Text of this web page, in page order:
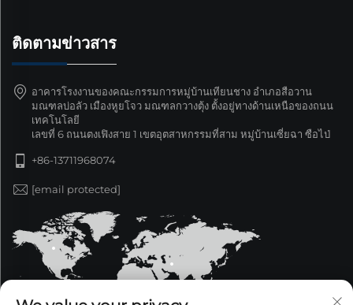
ติดตามข่าวสาร
อาคารโรงงานของคณะกรรมการหมู่บ้านเทียนชาง อำเภอสือวาน
มณฑลบ่อลัว เมืองหูยโจว มณฑลกวางตุ้ง ตั้งอยู่ทางด้านเหนือของถนน
เทคโนโลยี
เลขที่ 6 ถนนตงเฟิงสาย 1 เขตอุตสาหกรรมที่สาม หมู่บ้านเซี่ยฉา ซือไป่
+86-13711968074
[email protected]